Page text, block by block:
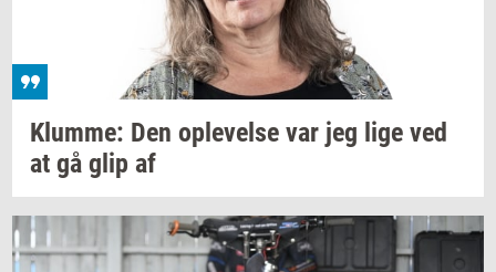
Klum­me: Den op­le­vel­se var jeg lige ved
at gå glip af